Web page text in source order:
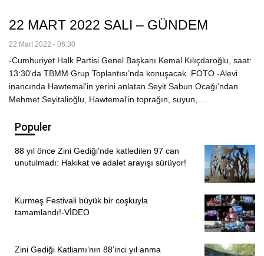
22 MART 2022 SALI – GÜNDEM
22 Mart 2022 - 06:30
-Cumhuriyet Halk Partisi Genel Başkanı Kemal Kılıçdaroğlu, saat:
13:30'da TBMM Grup Toplantısı’nda konuşacak. FOTO -Alevi
inancında Hawtemal'in yerini anlatan Seyit Sabun Ocağı'ndan
Mehmet Seyitalioğlu, Hawtemal'in toprağın, suyun,…
Populer
88 yıl önce Zini Gediği’nde katledilen 97 can
unutulmadı: Hakikat ve adalet arayışı sürüyor!
Kurmeş Festivali büyük bir coşkuyla
tamamlandı!-VİDEO
Zini Gediği Katliamı’nın 88’inci yıl anma